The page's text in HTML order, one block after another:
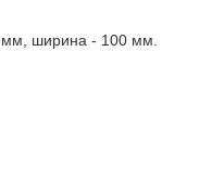
мм, ширина - 100 мм.